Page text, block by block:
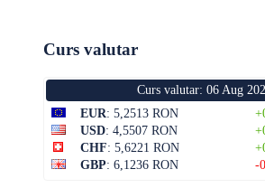
Curs valutar
Curs valutar: 06 Aug
EUR: 5,2513 RON
USD: 4,5507 RON
CHF: 5,6221 RON
GBP: 6,1236 RON -